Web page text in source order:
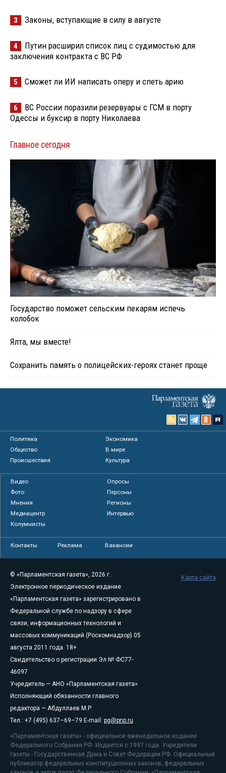
3 Законы, вступающие в силу в августе
4
Путин расширил список лиц с судимостью для
заключения контракта с ВС РФ
5 Сможет ли ИИ написать оперу и спеть арию
6
ВС России поразили резервуары с ГСМ в порту
Одессы и буксир в порту Николаева
Главное сегодня
Государство поможет сельским пекарям испечь
колобок
Ялта, мы вместе!
Сохранить память о полицейских-героях станет проще
Политика
Экономика
Общество
В мире
Происшествия
Культура
Видео
Опросы
Фото
Персоны
Мнения
Регионы
Медиацентр
Интервью
Колумнисты
Контакты Реклама Вакансии
© «Парламентская газета», 2026 г.
Электронное периодическое издание
«Парламентская газета» зарегистрировано в
Федеральной службе по надзору в сфере
связи, информационных технологий и
массовых коммуникаций (Роскомнадзор) 05
августа 2011 года. 18+
Свидетельство о регистрации Эл № ФС77-
46097
Учредитель — АНО «Парламентская газета»
Исполняющий обязанности главного
редактора — Абдуллаев М.Р.
Тел.: +7 (495) 637–69–79 E-mail: pg@pnp.ru
«Парламентская газета» - официальное еженедельное издание
Федерального Собрания РФ. Издается с 1997 года. Учредители
газеты - Государственная Дума и Совет Федерации РФ. Официальный
публикатор федеральных конституционных законов, федеральных
Карта сайта